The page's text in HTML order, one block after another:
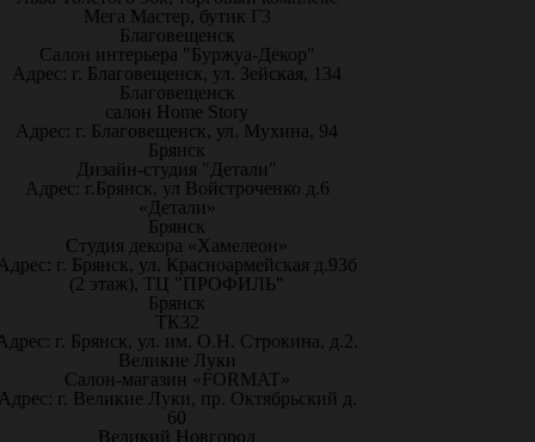
Мега Мастер, бутик Г3
Благовещенск
Салон интерьера "Буржуа-Декор"
Адрес: г. Благовещенск, ул. Зейская, 134
Благовещенск
салон Home Story
Адрес: г. Благовещенск, ул. Мухина, 94
Брянск
Дизайн-студия "Детали"
Адрес: г.Брянск, ул Войстроченко д.6
«Детали»
Брянск
Студия декора «Хамелеон»
г. Брянск, ул. Красноармейская д.93б
(2 этаж), ТЦ "ПРОФИЛЬ"
Брянск
ТК32
г. Брянск, ул. им. О.Н. Строкина, д.2.
Великие Луки
Салон-магазин «FORMAT»
г. Великие Луки, пр. Октябрьский д.
60
Великий Новгород